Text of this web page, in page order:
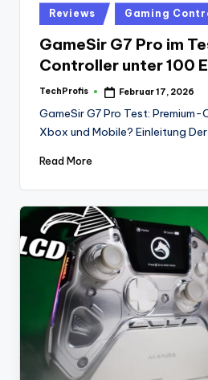
Posted
in
Reviews Gaming
GameSir G7 Pro im
Controller unter 100
Posted
TechProfis Februar 17, 2026
GameSir G7 Pro Test:
Xbox und Mobile? Einleitung
Read More